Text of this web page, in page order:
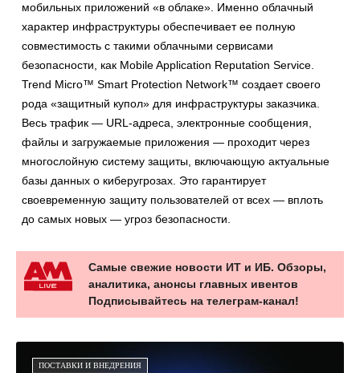
мобильных приложений «в облаке». Именно облачный
характер инфраструктуры обеспечивает ее полную
совместимость с такими облачными сервисами
безопасности, как Mobile Application Reputation Service.
Trend Micro™ Smart Protection Network™ создает своего
рода «защитный купол» для инфраструктуры заказчика.
Весь трафик — URL-адреса, электронные сообщения,
файлы и загружаемые приложения — проходит через
многослойную систему защиты, включающую актуальные
базы данных о киберугрозах. Это гарантирует
своевременную защиту пользователей от всех — вплоть
до самых новых — угроз безопасности.
Самые свежие новости ИТ и ИБ. Обзоры,
аналитика, анонсы главных ивентов
Подписывайтесь на телеграм-канал!
ПОСТАВКИ И ВНЕДРЕНИЯ